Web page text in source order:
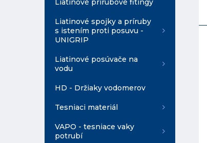
Liatinové prírubové fitingy
Liatinové spojky a príruby
s istením proti posuvu -
UNIGRIP
Liatinové posúvače na
vodu
HD - Držiaky vodomerov
Tesniaci materiál
VAPO - tesniace vaky
potrubí